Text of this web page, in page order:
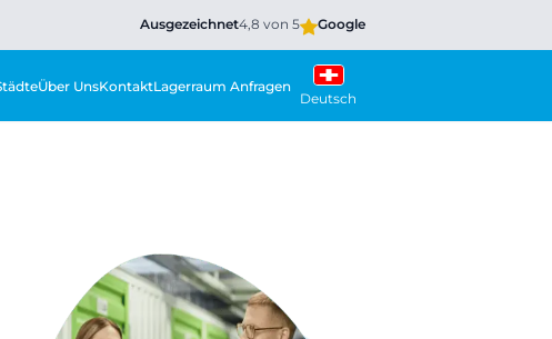
Ausgezeichnet4,8 von 5 Google
Über UnsKontaktLagerraum Anfragen
Deutsch